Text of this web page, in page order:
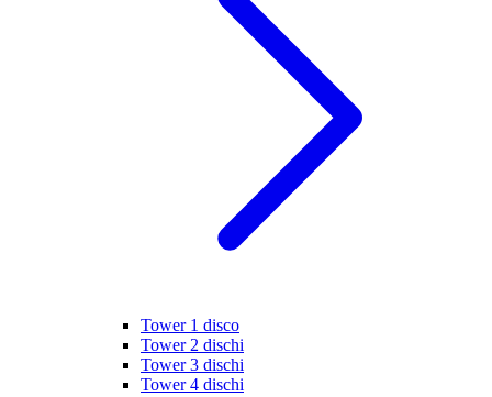
Tower 1 disco
Tower 2 dischi
Tower 3 dischi
Tower 4 dischi